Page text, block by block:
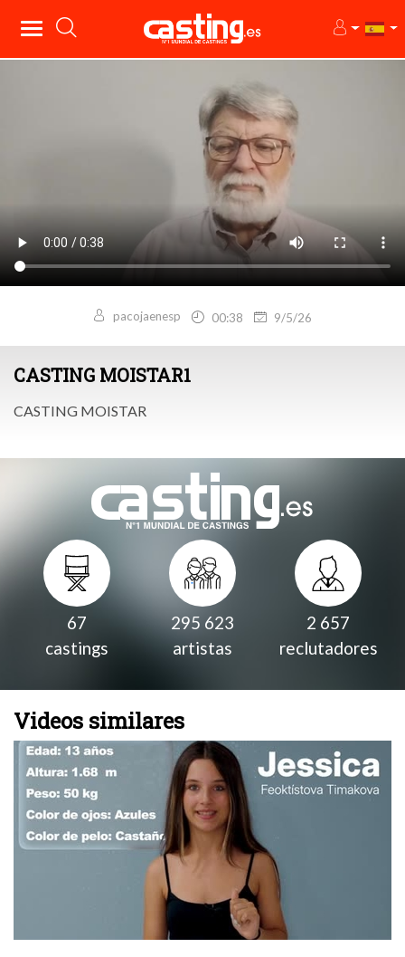
pacojaenesp 00:38 9/5/26
CASTING MOISTAR1
CASTING MOISTAR
67
castings
295 623
artistas
2 657
reclutadores
Videos similares